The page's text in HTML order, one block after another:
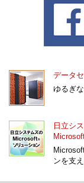
データ
ゆるぎ
日立シ
ンを支え